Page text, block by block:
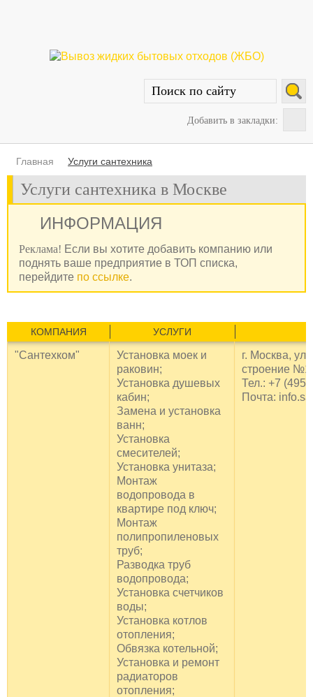
Добавить в закладки:
Главная Услуги сантехника
Услуги сантехника в Москве
ИНФОРМАЦИЯ
Реклама! Если вы хотите добавить компанию или
поднять ваше предприятие в ТОП списка,
перейдите по ссылке.
КОМПАНИЯ УСЛУГИ
"Сантехком"
Установка моек и
раковин;
Установка душевых
кабин;
Замена и установка
ванн;
Установка
смесителей;
Установка унитаза;
Монтаж
водопровода в
квартире под ключ;
Монтаж
полипропиленовых
труб;
Разводка труб
водопровода;
Установка счетчиков
воды;
Установка котлов
отопления;
Обвязка котельной;
Установка и ремонт
радиаторов
отопления;
г. Москва,
строение №1
Тел.: +7
Почта: